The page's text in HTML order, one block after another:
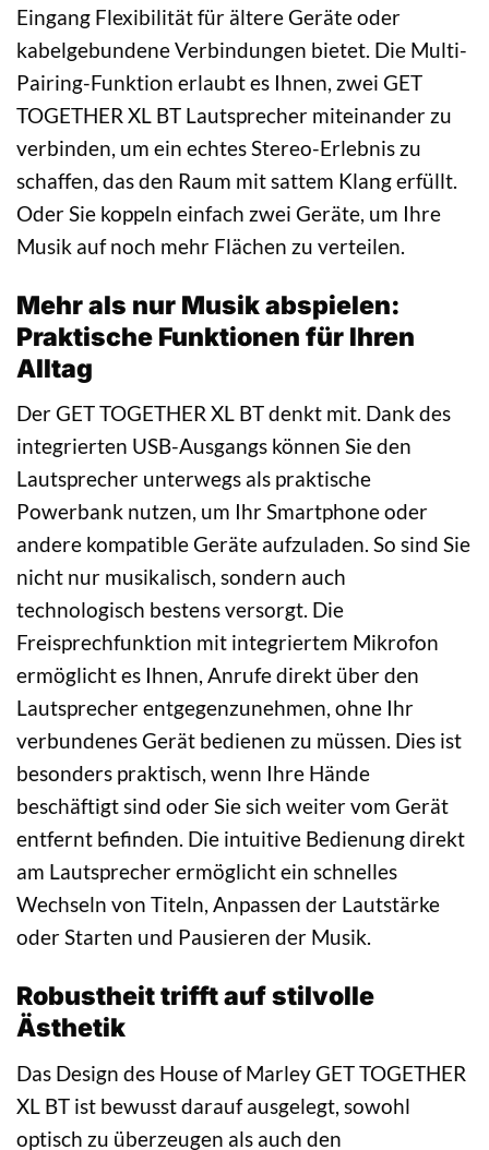
Eingang Flexibilität für ältere Geräte oder
kabelgebundene Verbindungen bietet. Die Multi-
Pairing-Funktion erlaubt es Ihnen, zwei GET
TOGETHER XL BT Lautsprecher miteinander zu
verbinden, um ein echtes Stereo-Erlebnis zu
schaffen, das den Raum mit sattem Klang erfüllt.
Oder Sie koppeln einfach zwei Geräte, um Ihre
Musik auf noch mehr Flächen zu verteilen.
Mehr als nur Musik abspielen:
Praktische Funktionen für Ihren
Alltag
Der GET TOGETHER XL BT denkt mit. Dank des
integrierten USB-Ausgangs können Sie den
Lautsprecher unterwegs als praktische
Powerbank nutzen, um Ihr Smartphone oder
andere kompatible Geräte aufzuladen. So sind Sie
nicht nur musikalisch, sondern auch
technologisch bestens versorgt. Die
Freisprechfunktion mit integriertem Mikrofon
ermöglicht es Ihnen, Anrufe direkt über den
Lautsprecher entgegenzunehmen, ohne Ihr
verbundenes Gerät bedienen zu müssen. Dies ist
besonders praktisch, wenn Ihre Hände
beschäftigt sind oder Sie sich weiter vom Gerät
entfernt befinden. Die intuitive Bedienung direkt
am Lautsprecher ermöglicht ein schnelles
Wechseln von Titeln, Anpassen der Lautstärke
oder Starten und Pausieren der Musik.
Robustheit trifft auf stilvolle
Ästhetik
Das Design des House of Marley GET TOGETHER
XL BT ist bewusst darauf ausgelegt, sowohl
optisch zu überzeugen als auch den